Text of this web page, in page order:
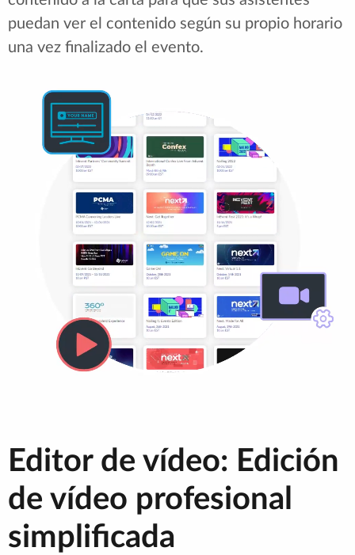
puedan ver el contenido según su propio horario
una vez finalizado el evento.
Editor de vídeo: Edición
de vídeo profesional
simplificada